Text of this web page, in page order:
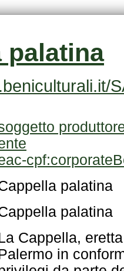
palatina
palatina
palatina